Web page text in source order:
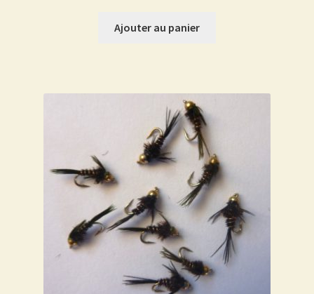
Ajouter au panier